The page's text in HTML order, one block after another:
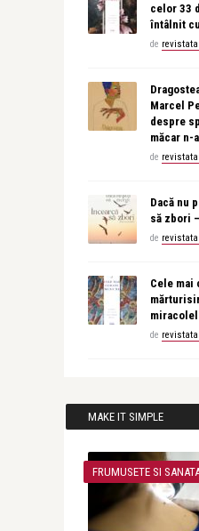
celor 33
întâlnit
de
Marcel
despre
măcar n-
de
Dacă nu
să zbori
de
Cele mai
de
MAKE IT SIMPLE
FRUMUSETE SI